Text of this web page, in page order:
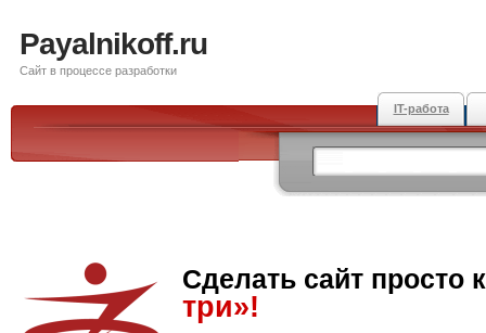
Payalnikoff.ru
Сайт в процессе разработки
IT-работа
Сделать сайт просто
три»!